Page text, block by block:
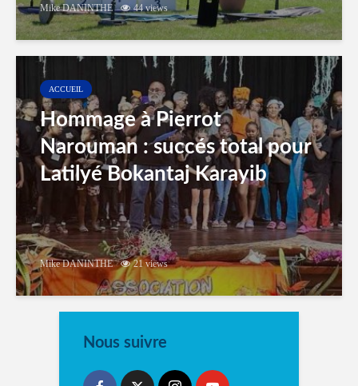
Mike DANINTHE 44 views
ACCUEIL
Hommage à Pierrot
Narouman : succés total pour
Latilyé Bokantaj Karayib
Mike DANINTHE 21 views
Nous suivre